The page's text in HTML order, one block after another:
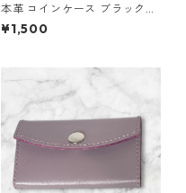
本革 コインケース ブラックレ
ザー シンプルスナップ仕様 L1
41 ハンドメイド ギフト
¥1,500